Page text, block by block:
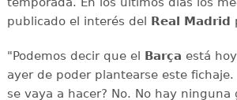
publicado el interés del
Real Madrid
"Podemos decir que el Barça está
ayer de poder plantearse este
se vaya a hacer? No. No hay ninguna